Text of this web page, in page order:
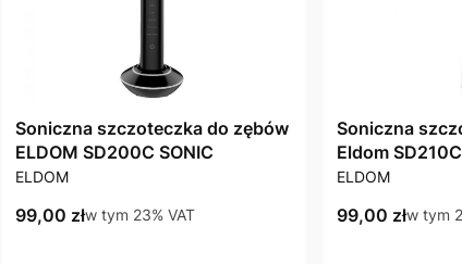
Soniczna szczoteczka do zębów
ELDOM SD200C SONIC
PRODUCENT
ELDOM
Cena brutto
99,00 złw tym %s VAT
w tym 23% VAT
Soniczna
Eldom
PRODUCENT
ELDOM
Cena brutto
99,00 złw tym
w tym